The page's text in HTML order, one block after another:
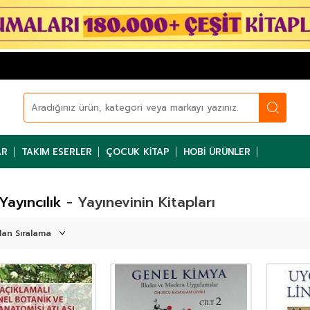
TAKIM ESERLER ÇOCUK KITAP HOBI ÜRÜNLER
- Yayınevinin Kitapları